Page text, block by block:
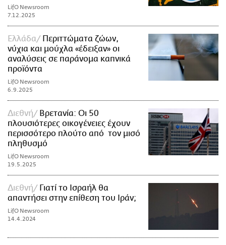
LifO Newsroom
7.12.2025
Ελλάδα
Περιττώματα ζώων,
νύχια και μούχλα «έδειξαν» οι
αναλύσεις σε παράνομα καπνικά
προϊόντα
LifO Newsroom
6.9.2025
Διεθνή
Βρετανία: Οι 50
πλουσιότερες οικογένειες έχουν
περισσότερο πλούτο από τον μισό
πληθυσμό
LifO Newsroom
19.5.2025
Διεθνή
Γιατί το Ισραήλ θα
απαντήσει στην επίθεση του Ιράν;
LifO Newsroom
14.4.2024